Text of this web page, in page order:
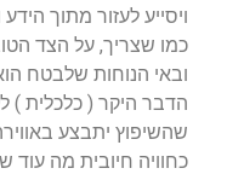
ויסייע לעזור מתוך
כמו שצריך, על הצד
ובאי הנוחות שלבטח
הדבר היקר ( כלכלית )
שהשיפוץ יתבצע
כחוויה חיובית מה עוד